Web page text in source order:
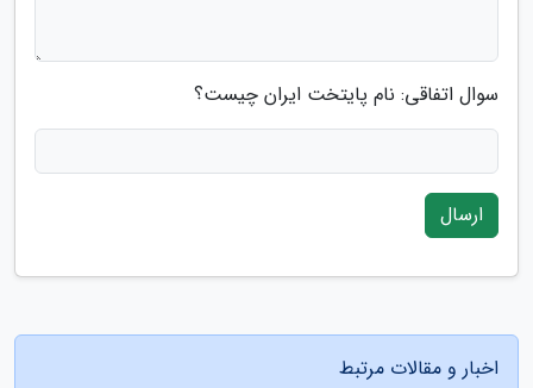
سوال اتفاقی: نام پایتخت ایران چیست؟
ارسال
اخبار و مقالات مرتبط